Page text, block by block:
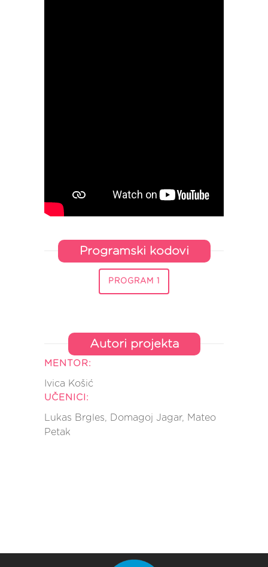
Programski kodovi
PROGRAM 1
Autori projekta
MENTOR:
Ivica Košić
UČENICI:
Lukas Brgles, Domagoj Jagar, Mateo
Petak